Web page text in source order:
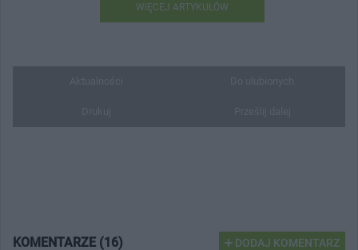
WIĘCEJ ARTYKUŁÓW
KOMENTARZE (16) DODAJ KOMENTARZ